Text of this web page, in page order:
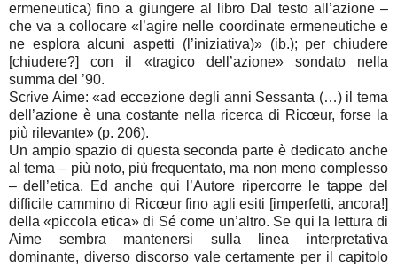
ermeneutica) fino a giungere al libro Dal testo all’azione –
che va a collocare «l’agire nelle coordinate ermeneutiche e
ne esplora alcuni aspetti (l’iniziativa)» (ib.); per chiudere
[chiudere?] con il «tragico dell’azione» sondato nella
summa del ’90.
Scrive Aime: «ad eccezione degli anni Sessanta (…) il tema
dell’azione è una costante nella ricerca di Ricœur, forse la
più rilevante» (p. 206).
Un ampio spazio di questa seconda parte è dedicato anche
al tema – più noto, più frequentato, ma non meno complesso
– dell’etica. Ed anche qui l’Autore ripercorre le tappe del
difficile cammino di Ricœur fino agli esiti [imperfetti, ancora!]
della «piccola etica» di Sé come un’altro. Se qui la lettura di
Aime sembra mantenersi sulla linea interpretativa
dominante, diverso discorso vale certamente per il capitolo